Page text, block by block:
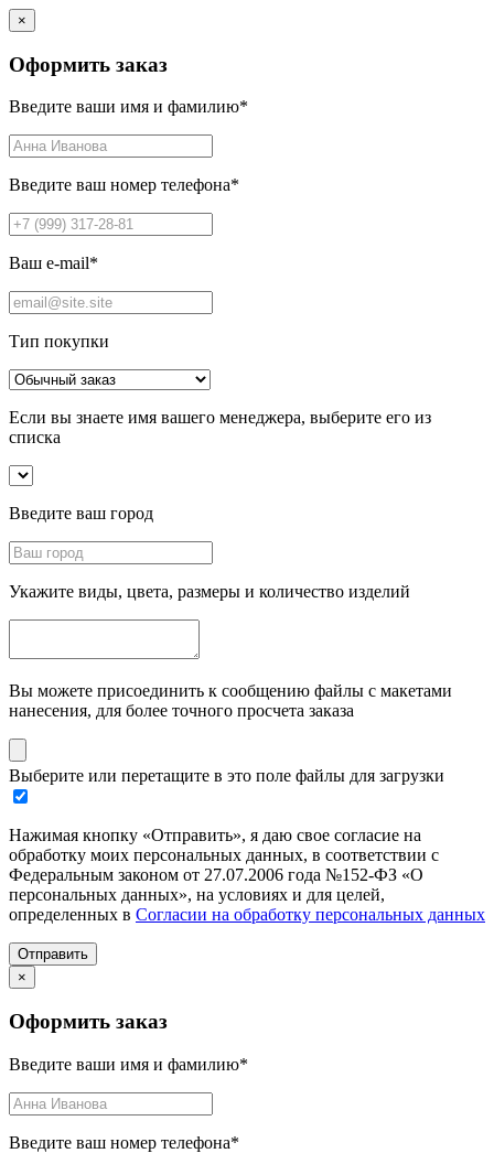
×
Оформить заказ
Введите ваши имя и фамилию*
Введите ваш номер телефона*
Ваш e-mail*
Тип покупки
Если вы знаете имя вашего менеджера, выберите его из
списка
Введите ваш город
Укажите виды, цвета, размеры и количество изделий
Вы можете присоединить к сообщению файлы с макетами
нанесения, для более точного просчета заказа
Выберите или перетащите в это поле файлы для загрузки
Нажимая кнопку «Отправить», я даю свое согласие на
обработку моих персональных данных, в соответствии с
Федеральным законом от 27.07.2006 года №152-ФЗ «О
персональных данных», на условиях и для целей,
определенных в Согласии на обработку персональных данных
Отправить
×
Оформить заказ
Введите ваши имя и фамилию*
Введите ваш номер телефона*